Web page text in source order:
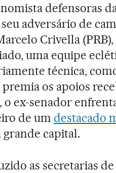
defensoras
adversário de
Crivella
uma equipe
técnica,
premia os apoios
o ex-senador
de um destacado
grande capital.
as secretarias de